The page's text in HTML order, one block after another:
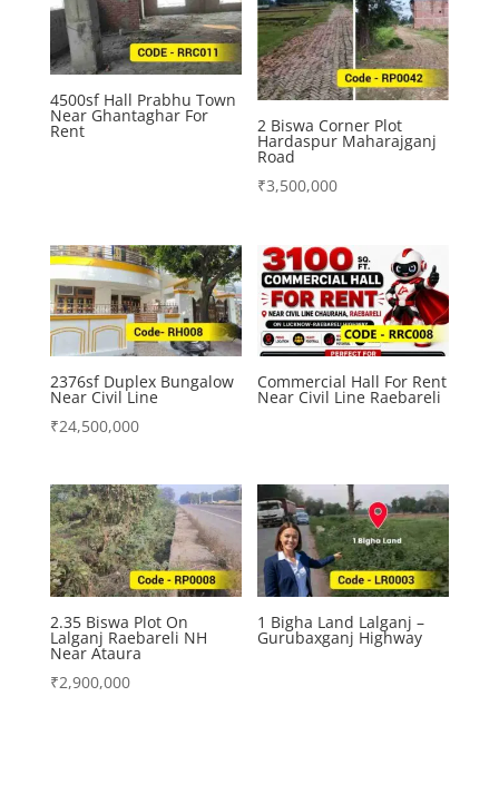
4500sf Hall Prabhu Town
Near Ghantaghar For
Rent 2 Biswa Corner Plot
Hardaspur Maharajganj
Road
₹3,500,000
2376sf Duplex Bungalow
Near Civil Line
₹24,500,000
Commercial Hall For Rent
Near Civil Line Raebareli
2.35 Biswa Plot On
Lalganj Raebareli NH
Near Ataura
₹2,900,000
1 Bigha Land Lalganj –
Gurubaxganj Highway